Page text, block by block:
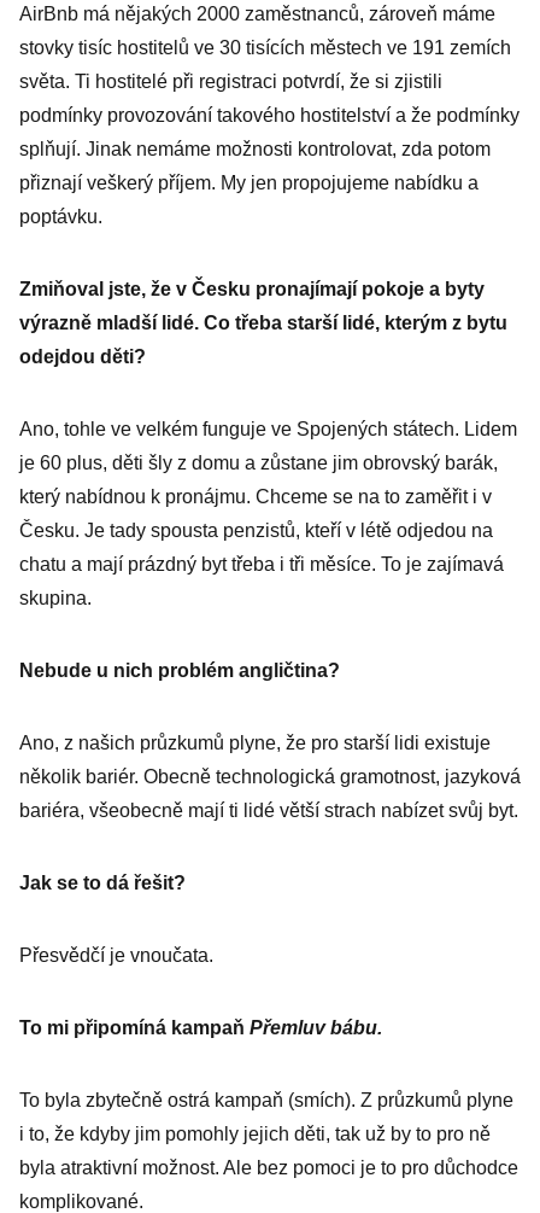
AirBnb má nějakých 2000 zaměstnanců, zároveň máme
stovky tisíc hostitelů ve 30 tisících městech ve 191 zemích
světa. Ti hostitelé při registraci potvrdí, že si zjistili
podmínky provozování takového hostitelství a že podmínky
splňují. Jinak nemáme možnosti kontrolovat, zda potom
přiznají veškerý příjem. My jen propojujeme nabídku a
poptávku.
Zmiňoval jste, že v Česku pronajímají pokoje a byty
výrazně mladší lidé. Co třeba starší lidé, kterým z bytu
odejdou děti?
Ano, tohle ve velkém funguje ve Spojených státech. Lidem
je 60 plus, děti šly z domu a zůstane jim obrovský barák,
který nabídnou k pronájmu. Chceme se na to zaměřit i v
Česku. Je tady spousta penzistů, kteří v létě odjedou na
chatu a mají prázdný byt třeba i tři měsíce. To je zajímavá
skupina.
Nebude u nich problém angličtina?
Ano, z našich průzkumů plyne, že pro starší lidi existuje
několik bariér. Obecně technologická gramotnost, jazyková
bariéra, všeobecně mají ti lidé větší strach nabízet svůj byt.
Jak se to dá řešit?
Přesvědčí je vnoučata.
To mi připomíná kampaň Přemluv bábu.
To byla zbytečně ostrá kampaň (smích). Z průzkumů plyne
i to, že kdyby jim pomohly jejich děti, tak už by to pro ně
byla atraktivní možnost. Ale bez pomoci je to pro důchodce
komplikované.